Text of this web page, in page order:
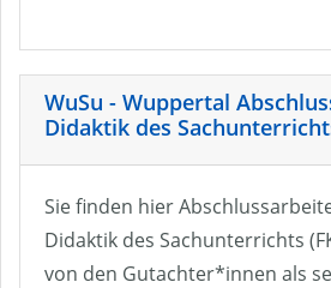
WuSu - Wuppertal
Didaktik des
Sie finden hier
Didaktik des Sachunterrichts
von den Gutachter*innen als